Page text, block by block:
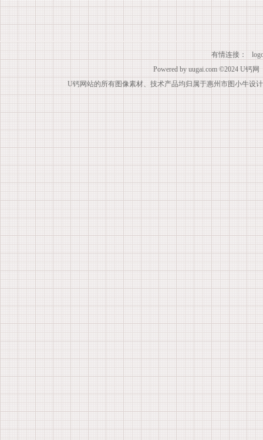
有情连接：
Powered by uugai.com ©2024 U钙网
U钙网站的所有图像素材、技术产品均归属于惠州市图小牛设